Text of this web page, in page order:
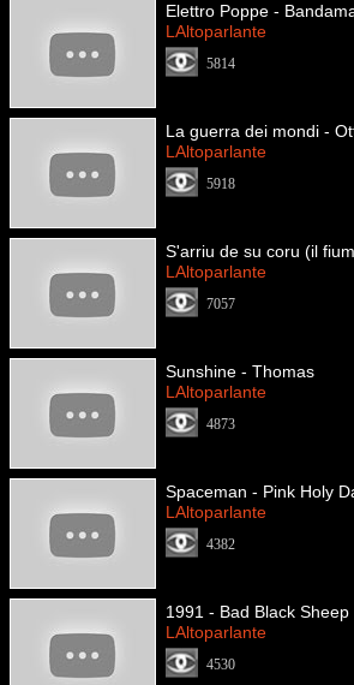
Elettro Poppe -
LAltoparlante
5814
La guerra dei mondi -
LAltoparlante
5918
S'arriu de su coru (il
LAltoparlante
7057
Sunshine - Thomas
LAltoparlante
4873
Spaceman - Pink Holy
LAltoparlante
4382
1991 - Bad Black Sheep
LAltoparlante
4530